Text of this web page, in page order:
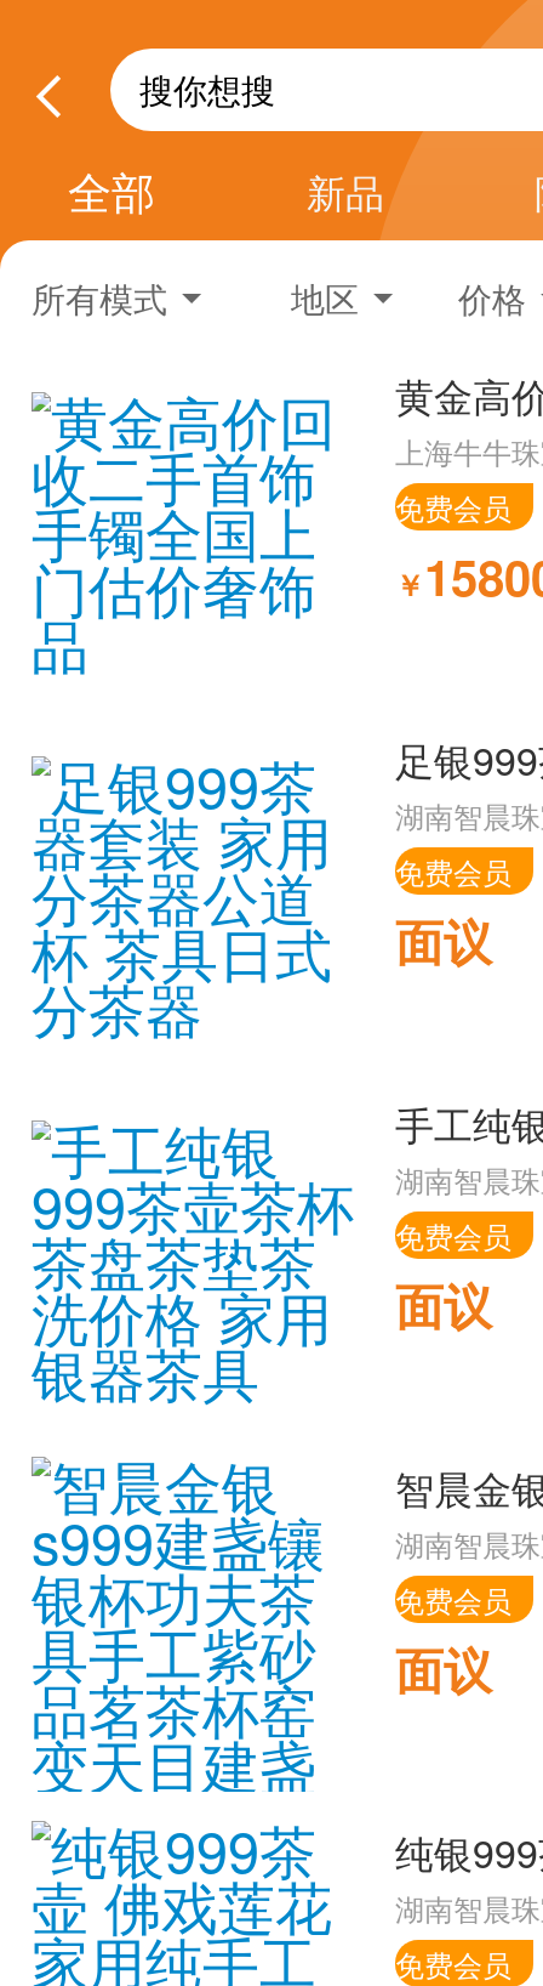
全部 新品
所有模式 地区 价格
上海牛牛
免费会员
￥
湖南智晨
免费会员
面议
湖南智晨
免费会员
面议
湖南智晨
免费会员
面议
湖南智晨
免费会员